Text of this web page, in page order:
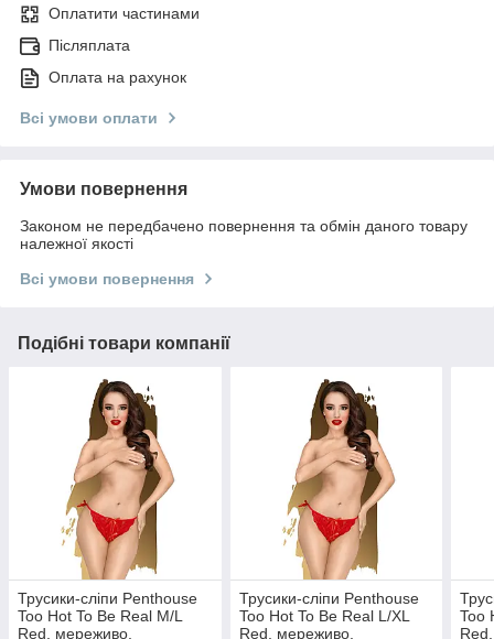
Оплатити частинами
Післяплата
Оплата на рахунок
Всі умови оплати
Умови повернення
Законом не передбачено повернення та обмін даного товару
належної якості
Всі умови повернення
Подібні товари компанії
Трусики-сліпи Penthouse
Too Hot To Be Real M/L
Red, мереживо,
Трусики-сліпи Penthouse
Too Hot To Be Real L/XL
Red, мереживо,
Too